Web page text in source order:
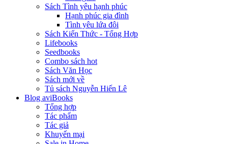
Sách Tình yêu hạnh phúc
Hạnh phúc gia đình
Tình yêu lứa đôi
Sách Kiến Thức - Tổng Hợp
Lifebooks
Seedbooks
Combo sách hot
Sách Văn Học
Sách mới về
Tủ sách Nguyễn Hiến Lê
Blog aviBooks
Tổng hợp
Tác phẩm
Tác giả
Khuyến mại